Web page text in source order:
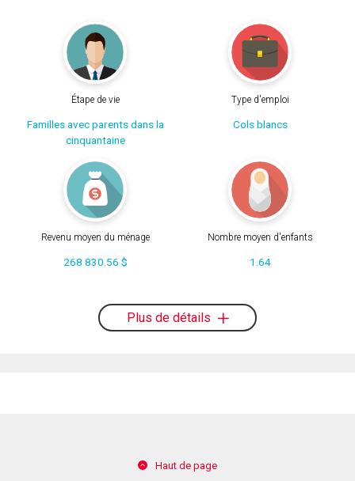
Étape de vie
Familles avec parents dans la
cinquantaine
Type d'emploi
Cols blancs
Revenu moyen du ménage
268 830.56 $
Nombre moyen d'enfants
1.64
Plus de détails
Haut de page